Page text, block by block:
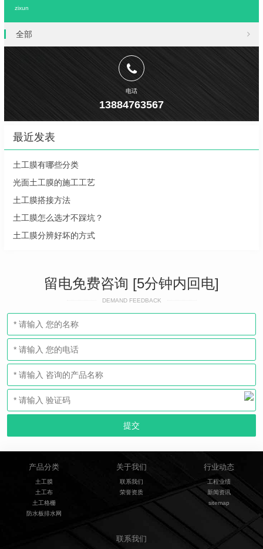
zixun
全部
电话
13884763567
最近发表
土工膜有哪些分类
光面土工膜的施工工艺
土工膜搭接方法
土工膜怎么选才不踩坑？
土工膜分辨好坏的方式
留电免费咨询 [5分钟内回电]
DEMAND FEEDBACK
产品分类
土工膜
土工布
土工格栅
防水板排水网
关于我们
联系我们
荣誉资质
行业动态
工程业绩
新闻资讯
sitemap
联系我们